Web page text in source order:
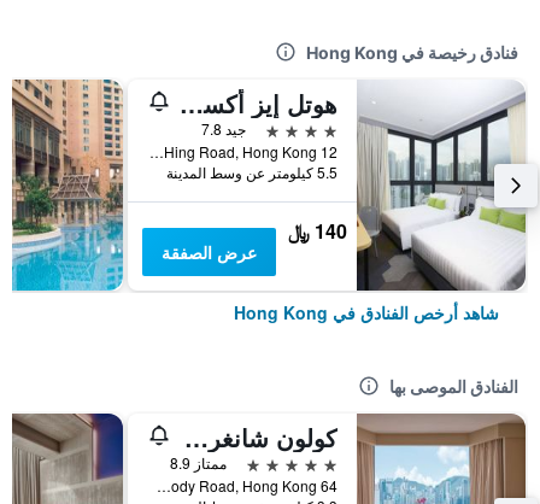
فنادق رخيصة في Hong Kong
هوتل إيز أكسيس تسين وان
4 نجوم
جيد 7.8
12 Ka Hing Road, Hong Kong, هونغ كونغ
5.5 كيلومتر عن وسط المدينة
140 ﷼
عرض الصفقة
شاهد أرخص الفنادق في Hong Kong
الفنادق الموصى بها
كولون شانغري- لا
5 نجوم
ممتاز 8.9
64 Mody Road, Hong Kong, هونغ كونغ